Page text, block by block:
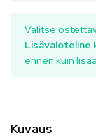
Valitse
Lisävaloteline
ennen kuin
Kuvaus